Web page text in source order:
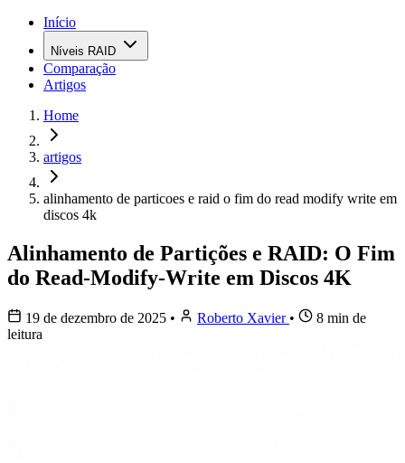
Início
Níveis RAID
Comparação
Artigos
Home
artigos
alinhamento de particoes e raid o fim do read modify write em
discos 4k
Alinhamento de Partições e RAID: O Fim
do Read-Modify-Write em Discos 4K
19 de dezembro de 2025 • Roberto Xavier •
8 min de
leitura